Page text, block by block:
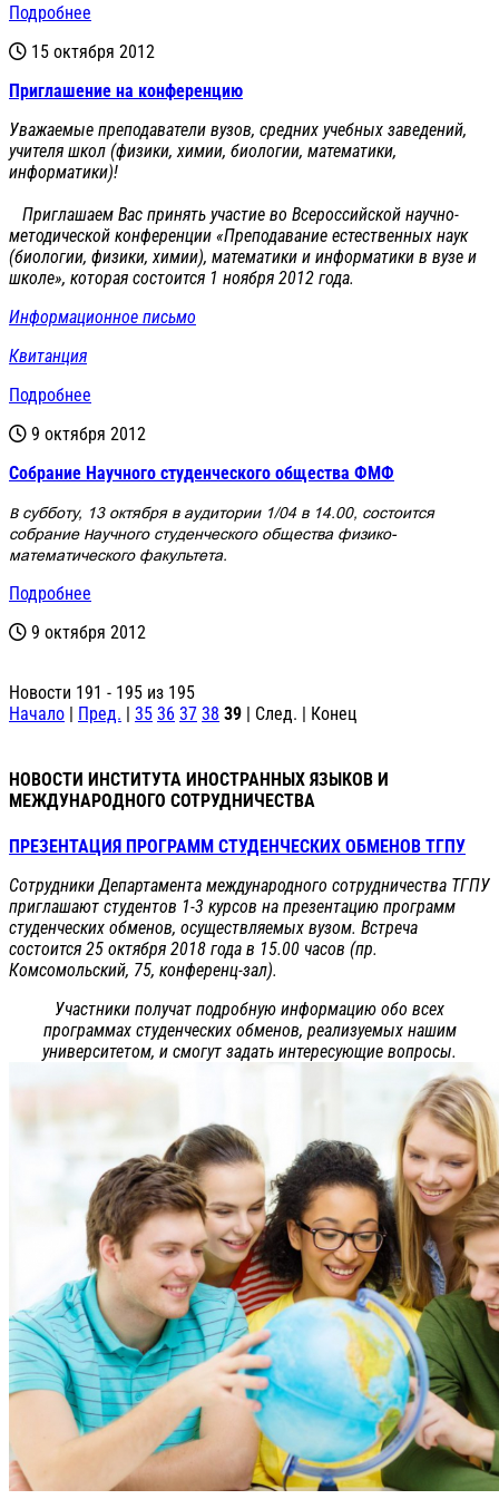
Подробнее
15 октября 2012
Приглашение на конференцию
Уважаемые преподаватели вузов, средних учебных заведений,
учителя школ (физики, химии, биологии, математики,
информатики)!
Приглашаем Вас принять участие во Всероссийской научно-
методической конференции «Преподавание естественных наук
(биологии, физики, химии), математики и информатики в вузе и
школе», которая состоится 1 ноября 2012 года.
Информационное письмо
Квитанция
Подробнее
9 октября 2012
Cобрание Научного студенческого общества ФМФ
В субботу, 13 октября в аудитории 1/04 в 14.00, состоится
собрание Научного студенческого общества физико-
математического факультета.
Подробнее
9 октября 2012
Новости 191 - 195 из 195
Начало | Пред. | 35 36 37 38 39 | След. | Конец
НОВОСТИ ИНСТИТУТА ИНОСТРАННЫХ ЯЗЫКОВ И
МЕЖДУНАРОДНОГО СОТРУДНИЧЕСТВА
ПРЕЗЕНТАЦИЯ ПРОГРАММ СТУДЕНЧЕСКИХ ОБМЕНОВ ТГПУ
Сотрудники Департамента международного сотрудничества ТГПУ
приглашают студентов 1-3 курсов на презентацию программ
студенческих обменов, осуществляемых вузом. Встреча
состоится 25 октября 2018 года в 15.00 часов (пр.
Комсомольский, 75, конференц-зал).
Участники получат подробную информацию обо всех
программах студенческих обменов, реализуемых нашим
университетом, и смогут задать интересующие вопросы.